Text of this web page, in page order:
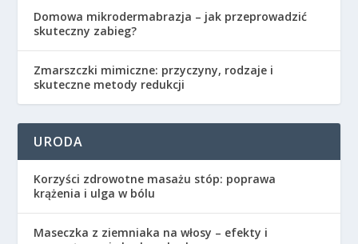
Domowa mikrodermabrazja – jak przeprowadzić
skuteczny zabieg?
Zmarszczki mimiczne: przyczyny, rodzaje i
skuteczne metody redukcji
URODA
Korzyści zdrowotne masażu stóp: poprawa
krążenia i ulga w bólu
Maseczka z ziemniaka na włosy – efekty i